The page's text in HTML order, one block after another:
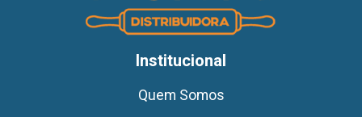
Institucional
Quem Somos